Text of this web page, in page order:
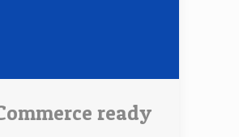
ready